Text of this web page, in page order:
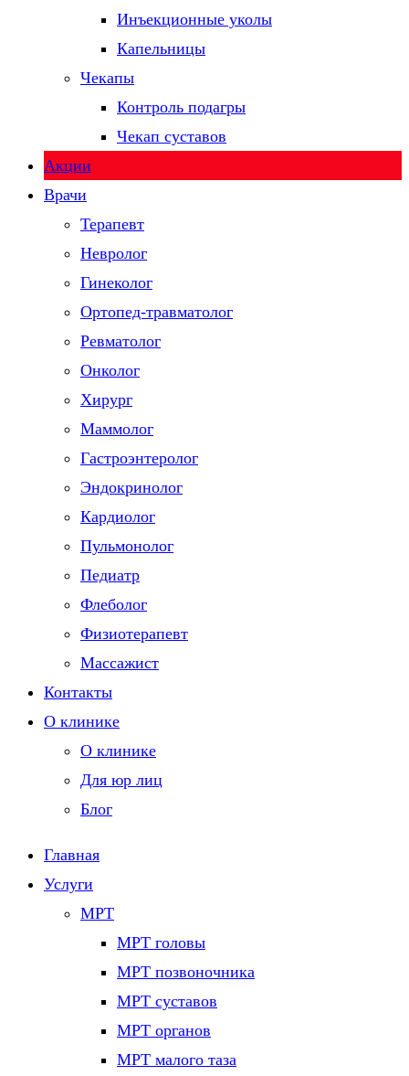
Инъекционные уколы
Капельницы
Чекапы
Контроль подагры
Чекап суставов
Акции
Врачи
Терапевт
Невролог
Гинеколог
Ортопед-травматолог
Ревматолог
Онколог
Хирург
Маммолог
Гастроэнтеролог
Эндокринолог
Кардиолог
Пульмонолог
Педиатр
Флеболог
Физиотерапевт
Массажист
Контакты
О клинике
О клинике
Для юр лиц
Блог
Главная
Услуги
МРТ
МРТ головы
МРТ позвоночника
МРТ суставов
МРТ органов
МРТ малого таза